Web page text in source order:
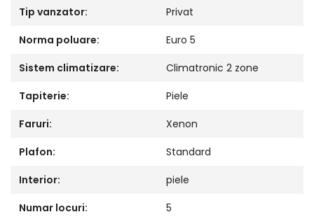
Tip vanzator:
Privat
Norma poluare:
Euro 5
Sistem climatizare:
Climatronic 2 zone
Tapiterie:
Piele
Faruri:
Xenon
Plafon:
Standard
Interior:
piele
Numar locuri:
5